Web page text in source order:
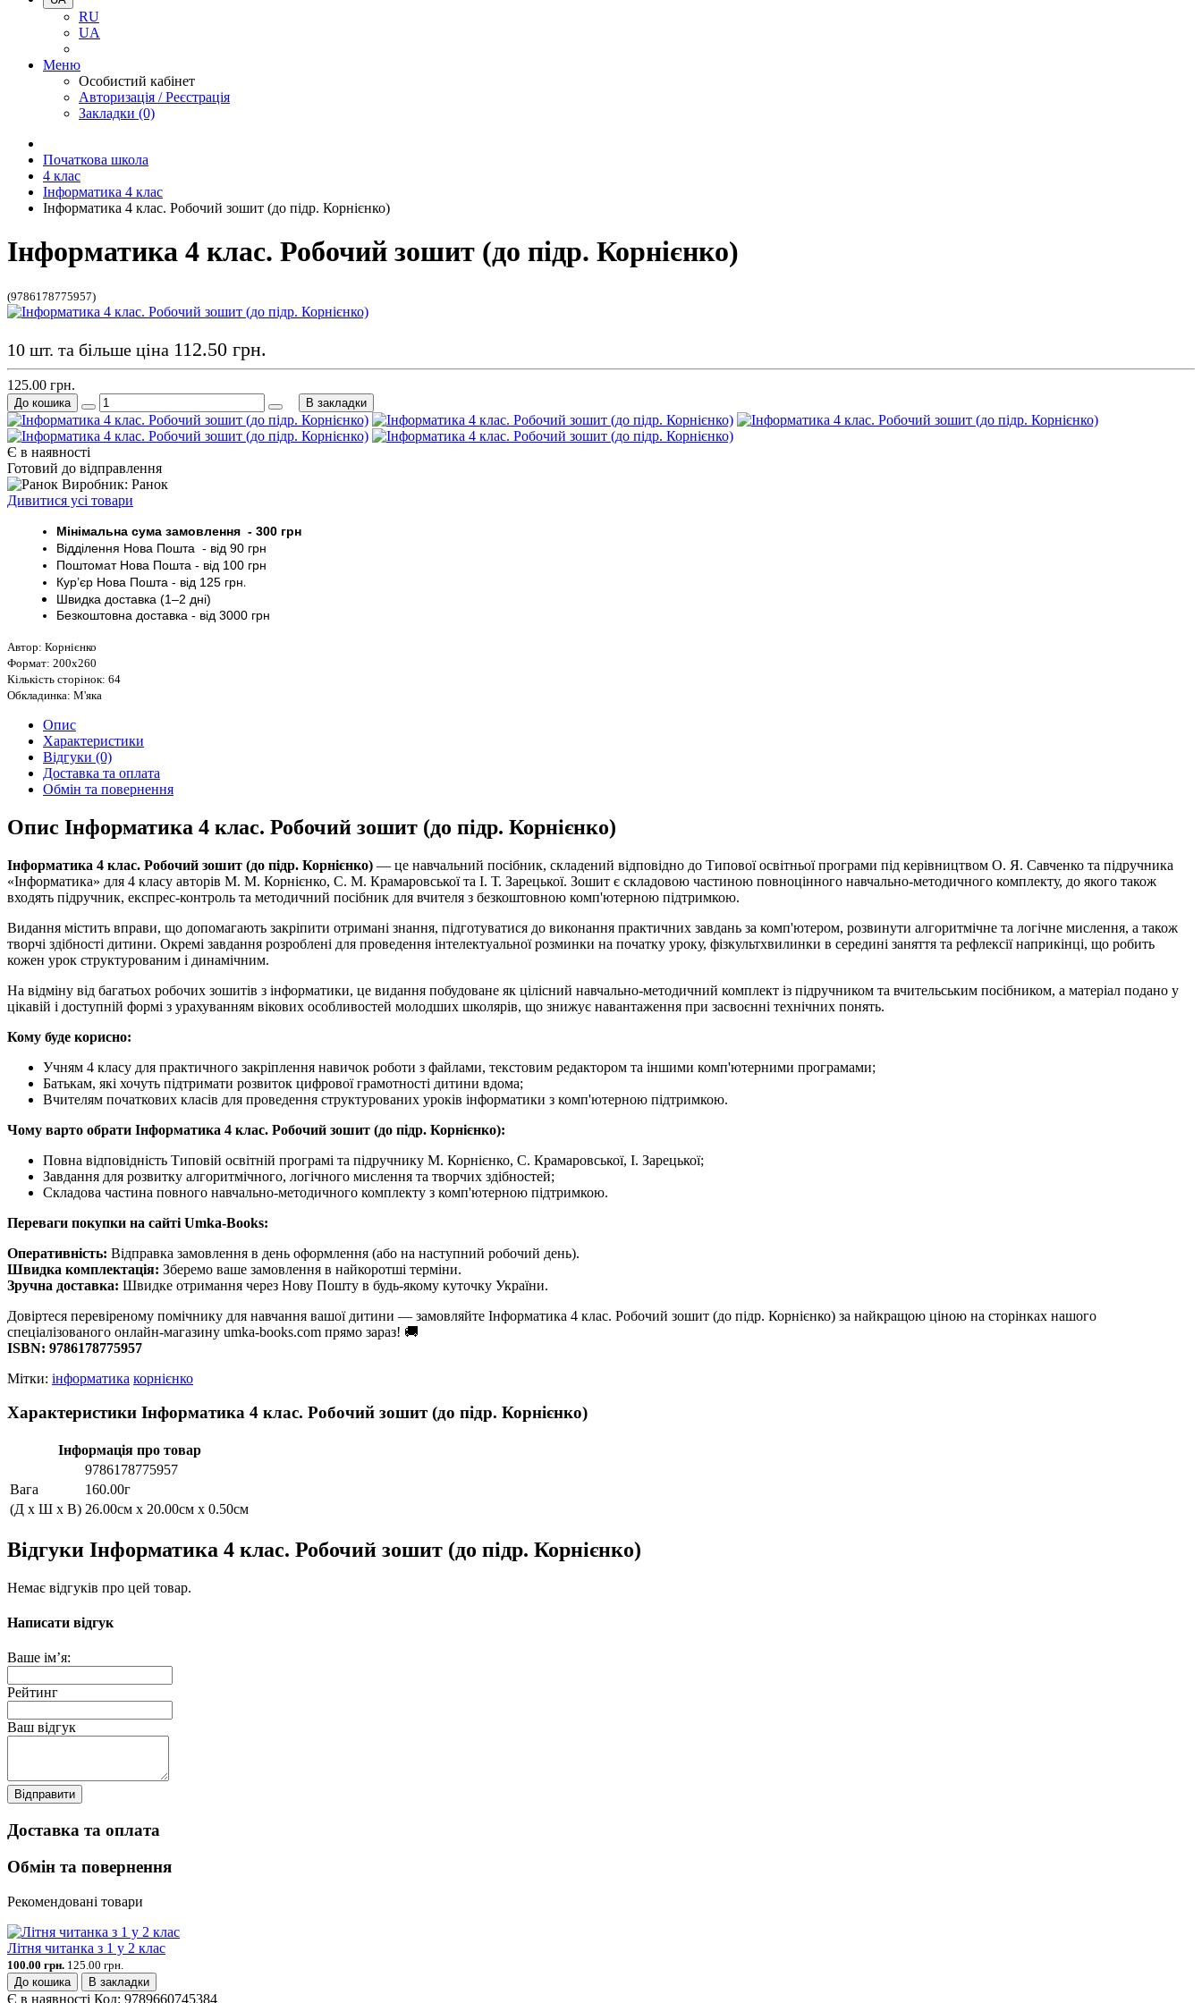
RU
UA
Меню
Особистий кабінет
Авторизація / Реєстрація
Закладки (0)
Початкова школа
4 клас
Інформатика 4 клас
Інформатика 4 клас. Робочий зошит (до підр. Корнієнко)
Інформатика 4 клас. Робочий зошит (до підр. Корнієнко)
(9786178775957)
Є в наявності
Готовий до відправлення
Виробник: Ранок
Дивитися усі товари
Мінімальна сума замовлення - 300 грн
Відділення Нова Пошта - від 90 грн
ПоштоматНова Пошта - від 100 грн
Кур’єр Нова Пошта - від 125 грн.
Швидка доставка (1–2 дні)
Безкоштовна доставка - від 3000 грн
Автор: Корнієнко
Формат: 200х260
Кількість сторінок: 64
Обкладинка: М'яка
10 шт. та більше ціна 112.50 грн.
125.00 грн.
До кошика В закладки
Опис
Характеристики
Відгуки (0)
Доставка та оплата
Обмін та повернення
Опис Інформатика 4 клас. Робочий зошит (до підр. Корнієнко)
Інформатика 4 клас. Робочий зошит (до підр. Корнієнко) — це навчальний посібник, складений відповідно до Типової освітньої програми під керівництвом О. Я. Савченко та підручника
«Інформатика» для 4 класу авторів М. М. Корнієнко, С. М. Крамаровської та І. Т. Зарецької. Зошит є складовою частиною повноцінного навчально-методичного комплекту, до якого також
входять підручник, експрес-контроль та методичний посібник для вчителя з безкоштовною комп'ютерною підтримкою.
Видання містить вправи, що допомагають закріпити отримані знання, підготуватися до виконання практичних завдань за комп'ютером, розвинути алгоритмічне та логічне мислення, а також
творчі здібності дитини. Окремі завдання розроблені для проведення інтелектуальної розминки на початку уроку, фізкультхвилинки в середині заняття та рефлексії наприкінці, що робить
кожен урок структурованим і динамічним.
На відміну від багатьох робочих зошитів з інформатики, це видання побудоване як цілісний навчально-методичний комплект із підручником та вчительським посібником, а матеріал подано у
цікавій і доступній формі з урахуванням вікових особливостей молодших школярів, що знижує навантаження при засвоєнні технічних понять.
Кому буде корисно:
Учням 4 класу для практичного закріплення навичок роботи з файлами, текстовим редактором та іншими комп'ютерними програмами;
Батькам, які хочуть підтримати розвиток цифрової грамотності дитини вдома;
Вчителям початкових класів для проведення структурованих уроків інформатики з комп'ютерною підтримкою.
Чому варто обрати Інформатика 4 клас. Робочий зошит (до підр. Корнієнко):
Повна відповідність Типовій освітній програмі та підручнику М. Корнієнко, С. Крамаровської, І. Зарецької;
Завдання для розвитку алгоритмічного, логічного мислення та творчих здібностей;
Складова частина повного навчально-методичного комплекту з комп'ютерною підтримкою.
Переваги покупки на сайті Umka-Books:
Оперативність: Відправка замовлення в день оформлення (або на наступний робочий день).
Швидка комплектація: Зберемо ваше замовлення в найкоротші терміни.
Зручна доставка: Швидке отримання через Нову Пошту в будь-якому куточку України.
Довіртеся перевіреному помічнику для навчання вашої дитини — замовляйте Інформатика 4 клас. Робочий зошит (до підр. Корнієнко) за найкращою ціною на сторінках нашого
спеціалізованого онлайн-магазину umka-books.com прямо зараз! 🚚
ISBN: 9786178775957
Мітки: інформатика корнієнко
Характеристики Інформатика 4 клас. Робочий зошит (до підр. Корнієнко)
Інформація про товар
9786178775957
Вага
160.00г
(Д x Ш x В) 26.00см x 20.00см x 0.50см
Відгуки Інформатика 4 клас. Робочий зошит (до підр. Корнієнко)
Немає відгуків про цей товар.
Написати відгук
Ваше ім’я:
Рейтинг
Ваш відгук
Відправити
Доставка та оплата
Обмін та повернення
Рекомендовані товари
Літня читанка з 1 у 2 клас
100.00 грн. 125.00 грн.
До кошика
В закладки
Є в наявності Код: 9789660745384